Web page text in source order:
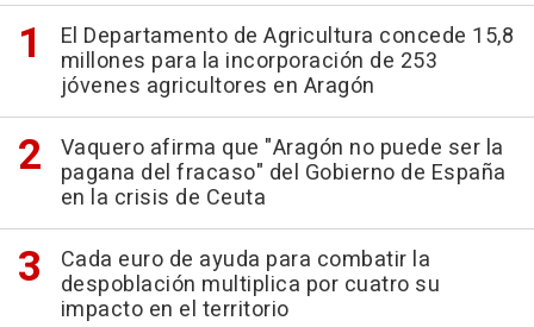
El Departamento de Agricultura concede 15,8
millones para la incorporación de 253
jóvenes agricultores en Aragón
Vaquero afirma que "Aragón no puede ser la
pagana del fracaso" del Gobierno de España
en la crisis de Ceuta
Cada euro de ayuda para combatir la
despoblación multiplica por cuatro su
impacto en el territorio